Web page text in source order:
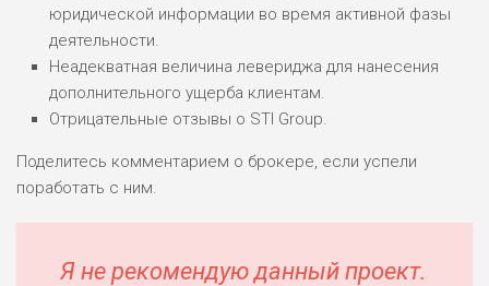
юридической информации во время активной фазы
деятельности.
Неадекватная величина левериджа для нанесения
дополнительного ущерба клиентам.
Отрицательные отзывы о STI Group.
Поделитесь комментарием о брокере, если успели
поработать с ним.
Я не рекомендую данный проект.